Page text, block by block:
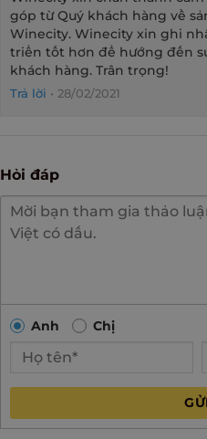
góp từ Quý khách hàng về
Winecity. Winecity xin ghi
triển tốt hơn để hướng đến
khách hàng. Trân trọng!
Trả lời • 28/02/2021
Hỏi đáp
Anh Chị